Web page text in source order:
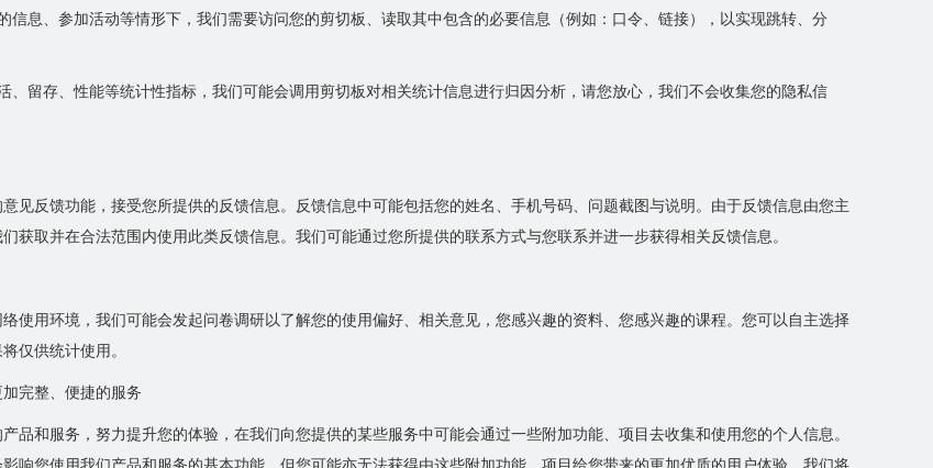
信息、参加活动等情形下，我们需要访问您的剪切板、读取其中包含的必要信息（例如：口令、链接），以实现跳转、分
、留存、性能等统计性指标，我们可能会调用剪切板对相关统计信息进行归因分析，请您放心，我们不会收集您的隐私信
见反馈功能，接受您所提供的反馈信息。反馈信息中可能包括您的姓名、手机号码、问题截图与说明。由于反馈信息由您主
获取并在合法范围内使用此类反馈信息。我们可能通过您所提供的联系方式与您联系并进一步获得相关反馈信息。
使用环境，我们可能会发起问卷调研以了解您的使用偏好、相关意见，您感兴趣的资料、您感兴趣的课程。您可以自主选择
仅供统计使用。
加完整、便捷的服务
品和服务，努力提升您的体验，在我们向您提供的某些服务中可能会通过一些附加功能、项目去收集和使用您的个人信息。